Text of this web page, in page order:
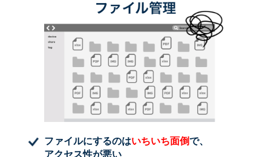
ファイルにするのはいちいち面倒で、
アクセス性が悪い